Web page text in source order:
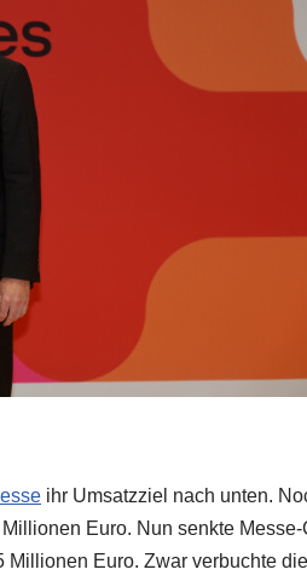
ihr Umsatzziel nach unten.
Euro. Nun senkte
Euro. Zwar verbuchte